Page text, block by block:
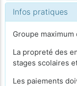
Infos pratiques
Groupe
La propreté des
stages scolaires
Les paiements